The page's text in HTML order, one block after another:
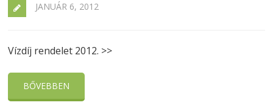
JANUÁR 6, 2012
Vízdíj rendelet 2012. >>
BŐVEBBEN